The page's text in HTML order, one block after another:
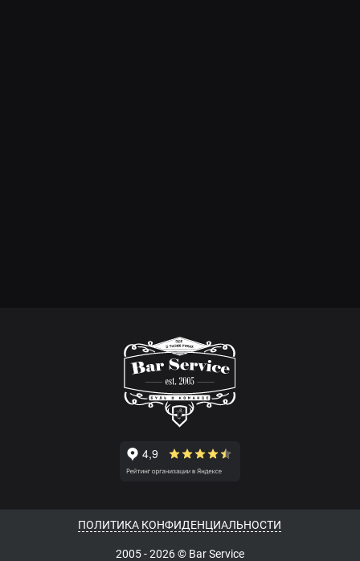
ПОЛИТИКА КОНФИДЕНЦИАЛЬНОСТИ
2005 - 2026 © Bar Service